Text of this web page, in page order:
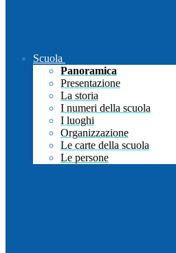
Scuola
Panoramica
Presentazione
La storia
I numeri della scuola
I luoghi
Organizzazione
Le carte della scuola
Le persone